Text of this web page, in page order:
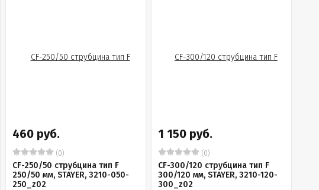
460 руб.
(0)
CF-250/50 струбцина тип F
250/50 мм, STAYER, 3210-050-
250_z02
1 150 руб.
(0)
CF-300/120 струбцина тип F
300/120 мм, STAYER, 3210-120-
300_z02